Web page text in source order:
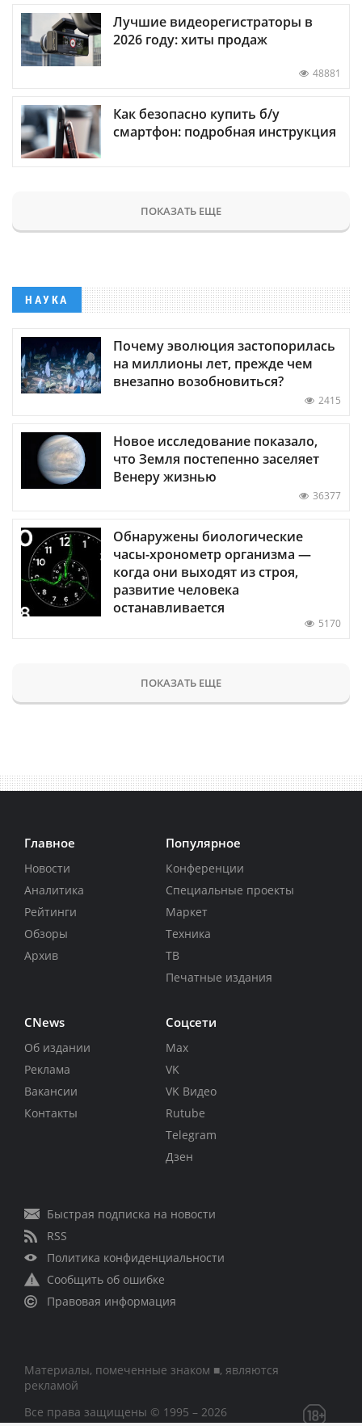
Лучшие видеорегистраторы в
2026 году: хиты продаж
48881
Как безопасно купить б/у
смартфон: подробная инструкция
ПОКАЗАТЬ ЕЩЕ
НАУКА
Почему эволюция застопорилась
на миллионы лет, прежде чем
внезапно возобновиться?
2415
Новое исследование показало,
что Земля постепенно заселяет
Венеру жизнью
36377
Обнаружены биологические
часы-хронометр организма —
когда они выходят из строя,
развитие человека
останавливается
5170
ПОКАЗАТЬ ЕЩЕ
Главное
Новости
Аналитика
Рейтинги
Обзоры
Архив
Популярное
Конференции
Специальные проекты
Маркет
Техника
ТВ
Печатные издания
CNews
Об издании
Реклама
Вакансии
Контакты
Соцсети
Max
VK
VK Видео
Rutube
Telegram
Дзен
Быстрая подписка на новости
RSS
Политика конфиденциальности
Сообщить об ошибке
Правовая информация
Материалы, помеченные знаком ■, являются
рекламой
Все права защищены © 1995 – 2026